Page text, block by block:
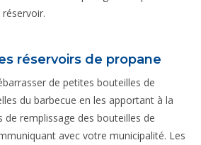
réservoirs de propane
de petites bouteilles de
du barbecue en les apportant à la
de remplissage des bouteilles de
avec votre municipalité. Les